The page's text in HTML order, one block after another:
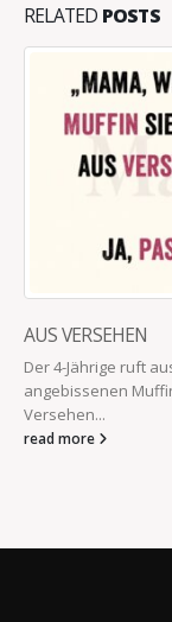
RELATED POSTS
AUS VERSEHEN
Der 4-Jährige ruft
angebissenen
Versehen...
read more